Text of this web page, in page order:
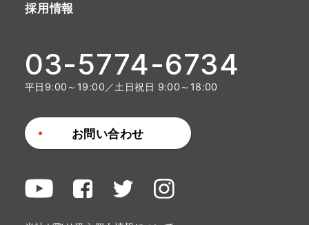
03-5774-6734
平日9:00～19:00／土日祝日 9:00～18:00
採用情報
お問い合わせ